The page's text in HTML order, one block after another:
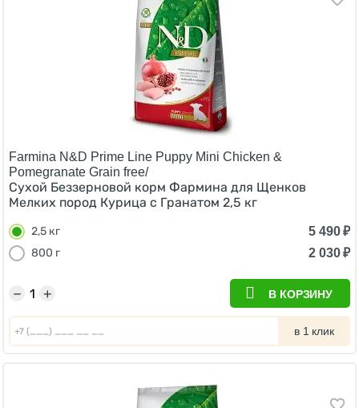
Farmina N&D Prime Line Puppy Mini Chicken &
Pomegranate Grain free/
Сухой Беззерновой корм Фармина для Щенков
Мелких пород Курица с Гранатом 2,5 кг
2,5 кг 5 490₽
800 г
2 030₽
+
− В КОРЗИНУ
в 1 клик